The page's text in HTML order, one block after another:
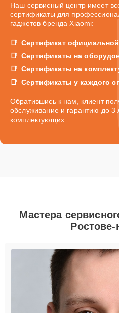
Наш сервисный центр имеет
сертификаты для
гаджетов бренда Xiaomi:
Сертификат
Сертификаты на
Сертификаты на
Сертификаты у каждого
Обратившись к нам, клиент
обслуживание и гарантию до 3
комплектующих.
Мастера